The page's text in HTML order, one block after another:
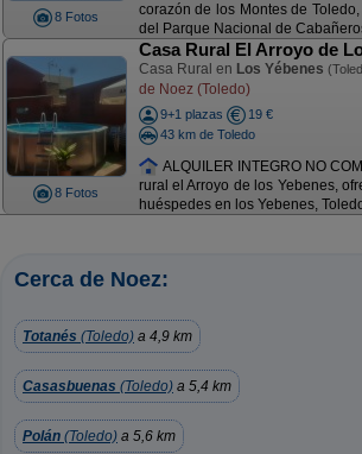
8 Fotos
corazón de los Montes de
del Parque Nacional de
8 Fotos
Casa Rural El Arroyo de
Casa Rural en Los Yébenes
de Noez (Toledo)
9+1 plazas
19 €
43 km de Toledo
ALQUILER INTEGRO NO
rural el Arroyo de los Yebenes,
huéspedes en los Yebenes,
Cerca de Noez:
Totanés (Toledo) a 4,9 km
Casasbuenas (Toledo) a 5,4 km
Polán (Toledo) a 5,6 km